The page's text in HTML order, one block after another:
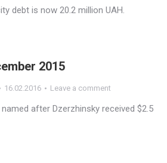
debt is now 20.2 million UAH.
2015
16.02.2016 Leave a comment
after Dzerzhinsky received $2.5